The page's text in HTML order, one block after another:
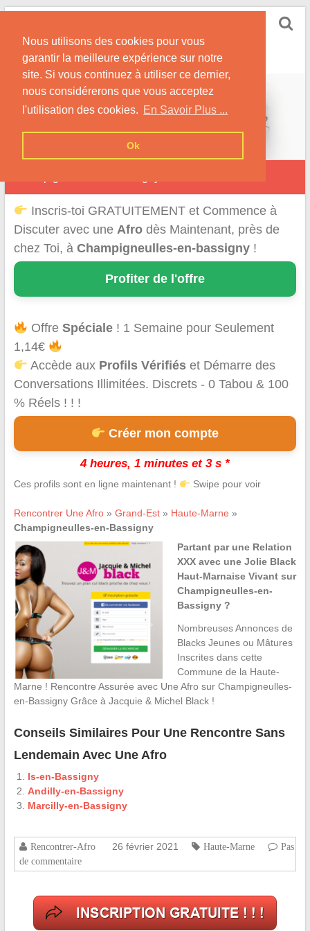
Nous utilisons des cookies pour vous
garantir la meilleure expérience sur notre
site. Si vous continuez à utiliser ce dernier,
nous considérerons que vous acceptez
l'utilisation des cookies. En Savoir Plus ...
Ok
Skip
content
Conseils pour des Rencontres Coquines avec des
Afros !
Inscris-toi GRATUITEMENT et Commence à
Discuter avec une Afrodès Maintenant, près de
chez Toi, à Champigneulles-en-bassigny!
Profiter de l'offre
OffreSpéciale ! 1 Semaine pour Seulement
1,14€
Accède aux Profils Vérifiés et Démarre des
Conversations Illimitées. Discrets - 0 Tabou & 100
% Réels ! ! !
Créer mon compte
4 heures, 1 minutes et 3 s *
Ces profils sont en ligne maintenant ! Swipe pour voir
Rencontrer Une Afro» Grand-Est» Haute-Marne »
Champigneulles-en-Bassigny
Partant par une Relation
XXX avec une Jolie Black
Haut-Marnaise Vivant sur
Champigneulles-en-
Bassigny ?
Nombreuses Annonces de
Blacks Jeunes ou Mâtures
Inscrites dans cette
Commune de la Haute-
Marne ! Rencontre Assurée avec Une Afro sur Champigneulles-
en-Bassigny Grâce à Jacquie & Michel Black !
Conseils Similaires Pour Une Rencontre Sans
Lendemain Avec Une Afro
Is-en-Bassigny
Andilly-en-Bassigny
Marcilly-en-Bassigny
Rencontrer-Afro 26 février 2021 Haute-Marne
Pas
de commentaire